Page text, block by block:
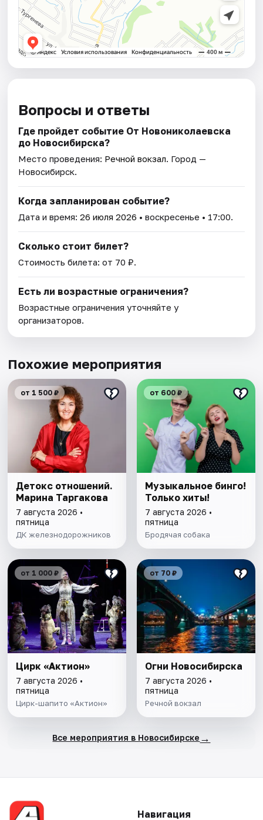
Вопросы и ответы
Где пройдет событие От Новониколаевска
до Новосибирска?
Место проведения: Речной вокзал. Город —
Новосибирск.
Когда запланирован событие?
Дата и время:26 июля 2026 • воскресенье • 17:00.
Сколько стоит билет?
Стоимость билета: от 70 ₽.
Есть ли возрастные ограничения?
Возрастные ограничения уточняйте у
организаторов.
Похожие мероприятия
от 1 500 ₽
Детокс отношений.
Марина Таргакова
7 августа 2026 •
пятница
ДК железнодорожников
от 600 ₽
Музыкальное бинго!
Только хиты!
7 августа 2026 •
пятница
Бродячая собака
от 1 000 ₽
Цирк «Актион»
7 августа 2026 •
пятница
Цирк-шапито «Актион»
от 70 ₽
Огни Новосибирска
7 августа 2026 •
пятница
Речной вокзал
Все мероприятия в Новосибирске →
Навигация